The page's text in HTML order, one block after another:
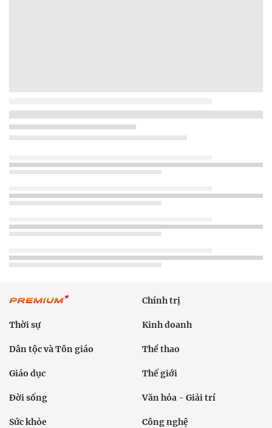
Chính trị
Thời sự Kinh doanh
Dân tộc và Tôn giáo Thể thao
Giáo dục Thế giới
Đời sống Văn hóa - Giải trí
Sức khỏe Công nghệ